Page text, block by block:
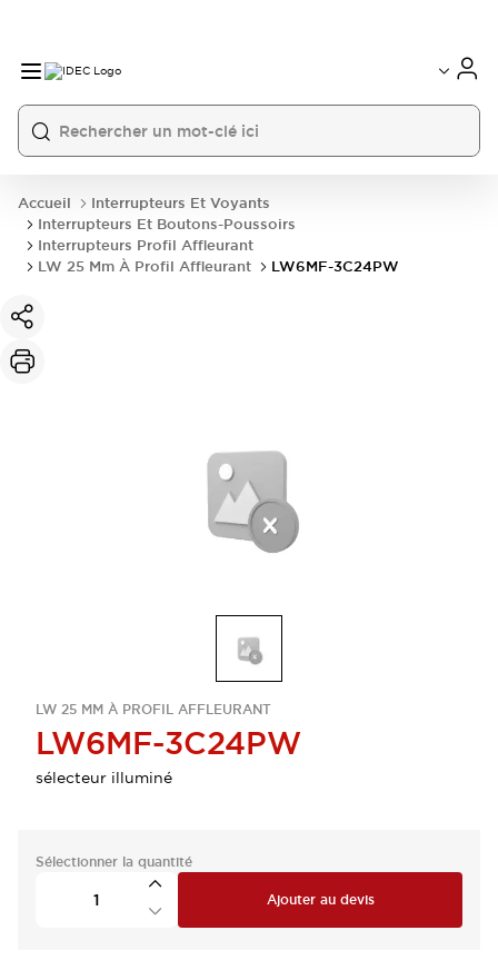
Accueil
Interrupteurs Et Voyants
Interrupteurs Et Boutons-Poussoirs
Interrupteurs Profil Affleurant
LW 25 Mm À Profil Affleurant
LW6MF-3C24PW
LW 25 MM À PROFIL AFFLEURANT
LW6MF-3C24PW
sélecteur illuminé
Sélectionner la quantité
Ajouter au devis